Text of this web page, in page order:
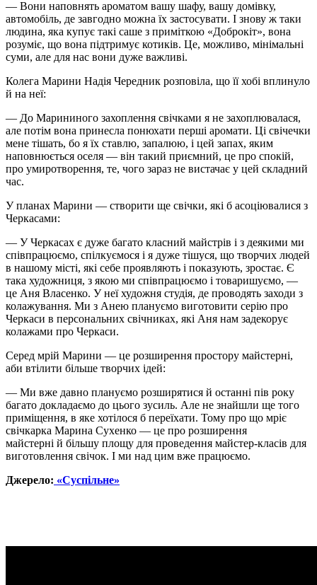
— Вони наповнять ароматом вашу шафу, вашу домівку,
автомобіль, де завгодно можна їх застосувати. І знову ж таки
людина, яка купує такі саше з приміткою «Доброкіт», вона
розуміє, що вона підтримує котиків. Це, можливо, мінімальні
суми, але для нас вони дуже важливі.
Колега Марини Надія Чередник розповіла, що її хобі вплинуло
й на неї:
— До Марининого захоплення свічками я не захоплювалася,
але потім вона принесла понюхати перші аромати. Ці свічечки
мене тішать, бо я їх ставлю, запалюю, і цей запах, яким
наповнюється оселя — він такий приємний, це про спокій,
про умиротворення, те, чого зараз не вистачає у цей складний
час.
У планах Марини — створити ще свічки, які б асоціювалися з
Черкасами:
— У Черкасах є дуже багато класний майстрів і з деякими ми
співпрацюємо, спілкуємося і я дуже тішуся, що творчих людей
в нашому місті, які себе проявляють і показують, зростає. Є
така художниця, з якою ми співпрацюємо і товаришуємо, —
це Аня Власенко. У неї художня студія, де проводять заходи з
колажування. Ми з Анею плануємо виготовити серію про
Черкаси в персональних свічниках, які Аня нам задекорує
колажами про Черкаси.
Серед мрій Марини — це розширення простору майстерні,
аби втілити більше творчих ідей:
— Ми вже давно плануємо розширятися й останні пів року
багато докладаємо до цього зусиль. Але не знайшли ще того
приміщення, в яке хотілося б переїхати. Тому про що мріє
свічкарка Марина Сухенко — це про розширення
майстерні й більшу площу для проведення майстер-класів для
виготовлення свічок. І ми над цим вже працюємо.
Джерело: «Суспільне»